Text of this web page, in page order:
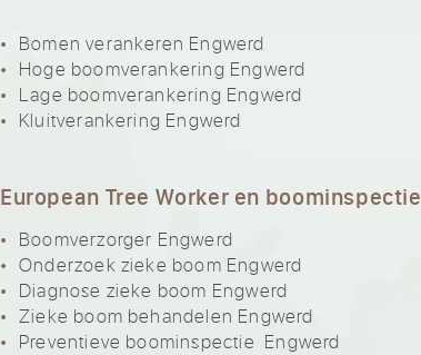
Bomen verankeren Engwerd
Hoge boomverankering Engwerd
Lage boomverankering Engwerd
Kluitverankering Engwerd
European Tree Worker en boominspectie
Boomverzorger Engwerd
Onderzoek zieke boom Engwerd
Diagnose zieke boom Engwerd
Zieke boom behandelen Engwerd
Preventieve boominspectie Engwerd